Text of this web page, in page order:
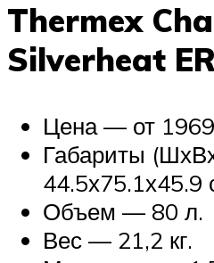
Thermex
Silverheat
Цена — от
Габариты
44.5х75.1х45.9
Объем — 80 л.
Вес — 21,2 кг.